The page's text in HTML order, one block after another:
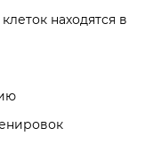
находятся в